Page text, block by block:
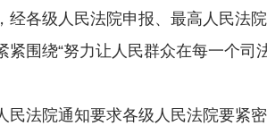
级人民法院申报、最高人民法院
紧围绕“努力让人民群众在每一个
院通知要求各级人民法院要紧密